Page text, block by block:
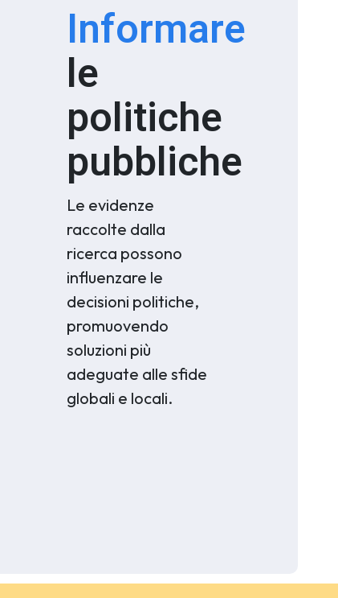
Informare
le
politiche
pubbliche
Le evidenze
raccolte dalla
ricerca possono
influenzare le
decisioni politiche,
promuovendo
soluzioni più
adeguate alle sfide
globali e locali.